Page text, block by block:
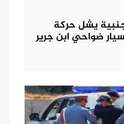
يشل حركة
ضواحي ابن جرير